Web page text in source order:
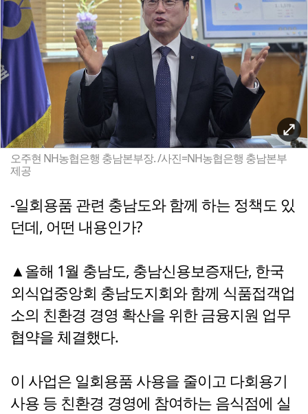
오주현 NH농협은행 충남본부장. /사진=NH농협은행 충남본부
제공
-일회용품 관련 충남도와 함께 하는 정책도 있
던데, 어떤 내용인가?
▲올해 1월 충남도, 충남신용보증재단, 한국
외식업중앙회 충남도지회와 함께 식품접객업
소의 친환경 경영 확산을 위한 금융지원 업무
협약을 체결했다.
이 사업은 일회용품 사용을 줄이고 다회용기
사용 등 친환경 경영에 참여하는 음식점에 실